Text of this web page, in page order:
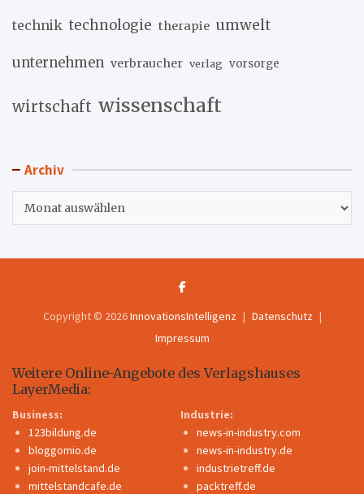
technik technologie therapie umwelt
unternehmen verbraucher verlag vorsorge
wirtschaft wissenschaft
Archiv
Copyright © 2026InnovationsIntelligenz
Datenschutz
Impressum
Weitere Online-Angebote des Verlagshauses
LayerMedia:
Business:
123bildung.de
bloggomio.de
join-mittelstand.de
mittelstandcafe.de
Industrie:
news-in-industry.com
news-in-industry.de
industrietreff.de
packtreff.de